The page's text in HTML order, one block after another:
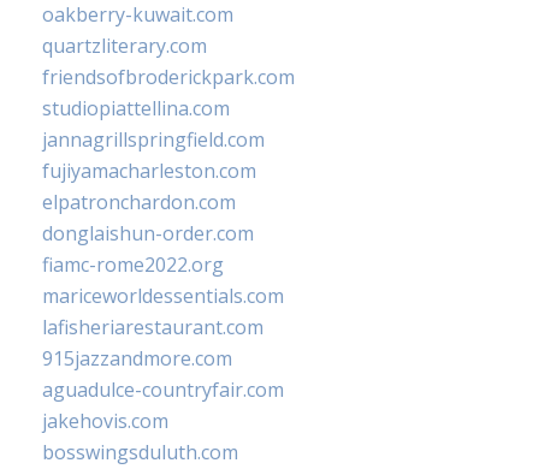
oakberry-kuwait.com
quartzliterary.com
friendsofbroderickpark.com
studiopiattellina.com
jannagrillspringfield.com
fujiyamacharleston.com
elpatronchardon.com
donglaishun-order.com
fiamc-rome2022.org
mariceworldessentials.com
lafisheriarestaurant.com
915jazzandmore.com
aguadulce-countryfair.com
jakehovis.com
bosswingsduluth.com